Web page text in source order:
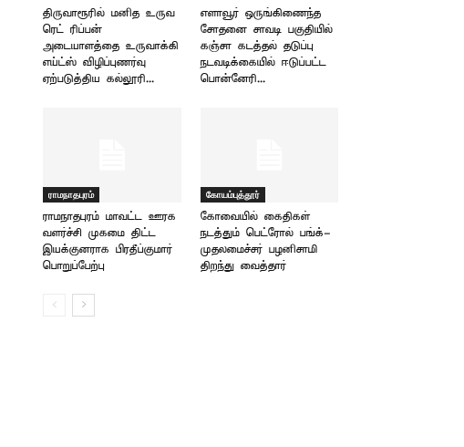
திருவாரூரில் மனித உருவ
ரெட் ரிப்பன்
அடையாளத்தை உருவாக்கி
எய்ட்ஸ் விழிப்புணர்வு
ஏற்படுத்திய கல்லூரி...
எளாவூர் ஒருங்கிணைந்த
சோதனை சாவடி பகுதியில்
கஞ்சா கடத்தல் தடுப்பு
நடவடிக்கையில் ஈடுப்பட்ட
பொன்னேரி...
ராமநாதபுரம்
ராமநாதபுரம் மாவட்ட ஊரக
வளர்ச்சி முகமை திட்ட
இயக்குனராக பிரதீப்குமார்
பொறுப்பேற்பு
கோயம்புத்தூர்
கோவையில் கைதிகள்
நடத்தும் பெட்ரோல் பங்க்-
முதலமைச்சர் பழனிசாமி
திறந்து வைத்தார்